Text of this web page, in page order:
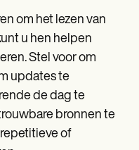
om het lezen van
u hen helpen
Stel voor om
updates te
de dag te
bronnen te
of